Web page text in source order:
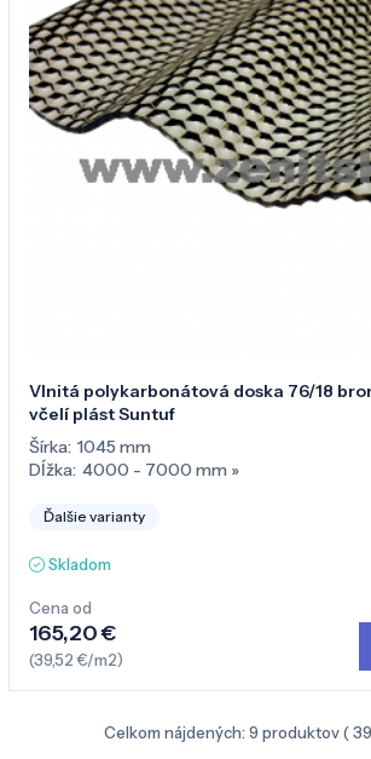
Vlnitá polykarbonátová doska 76/18
včelí plást Suntuf
Šírka: 1045 mm
Dĺžka: 4000 - 7000 mm »
Ďalšie varianty
Skladom
Cena od
165,20 €
(39,52 €/m2)
Celkom nájdených: 9 produktov (39